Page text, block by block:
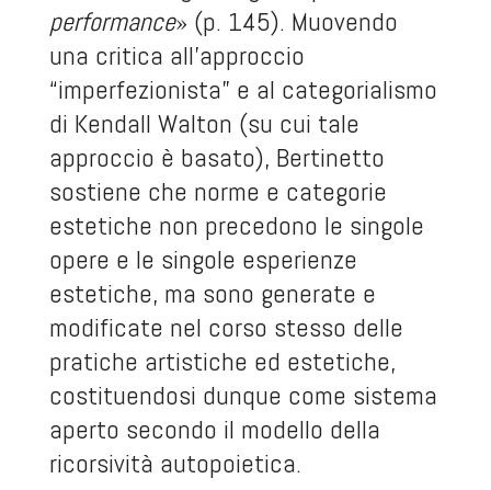
performance» (p. 145). Muovendo
una critica all’approccio
“imperfezionista” e al categorialismo
di Kendall Walton (su cui tale
approccio è basato), Bertinetto
sostiene che norme e categorie
estetiche non precedono le singole
opere e le singole esperienze
estetiche, ma sono generate e
modificate nel corso stesso delle
pratiche artistiche ed estetiche,
costituendosi dunque come sistema
aperto secondo il modello della
ricorsività autopoietica.